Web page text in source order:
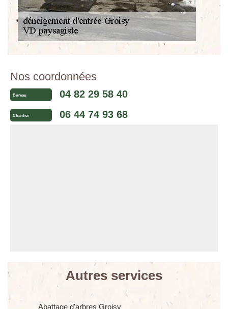
Nos coordonnées
Bureau 04 82 29 58 40
Chantier 06 44 74 93 68
Autres services
Abattage d'arbres Groisy